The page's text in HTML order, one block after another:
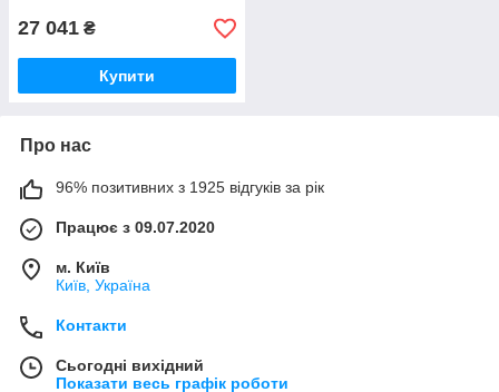
27 041 ₴
Купити
Про нас
96% позитивних з 1925 відгуків за рік
Працює з 09.07.2020
м. Київ
Київ, Україна
Контакти
Сьогодні вихідний
Показати весь графік роботи